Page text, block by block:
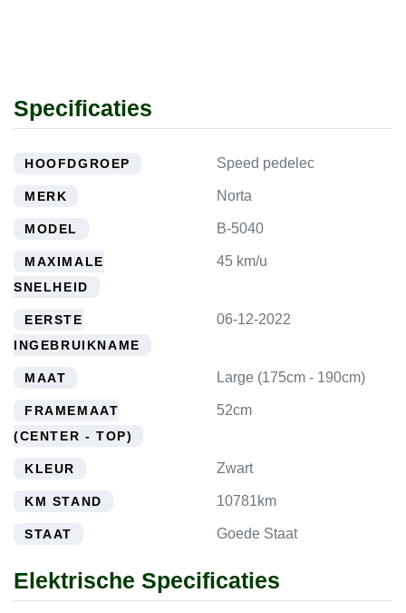
Specificaties
HOOFDGROEP Speed pedelec
MERK Norta
MODEL B-5040
MAXIMALE
SNELHEID
45 km/u
EERSTE
INGEBRUIKNAME
06-12-2022
MAAT Large (175cm - 190cm)
FRAMEMAAT
(CENTER - TOP)
52cm
KLEUR Zwart
KM STAND 10781km
STAAT Goede Staat
Elektrische Specificaties